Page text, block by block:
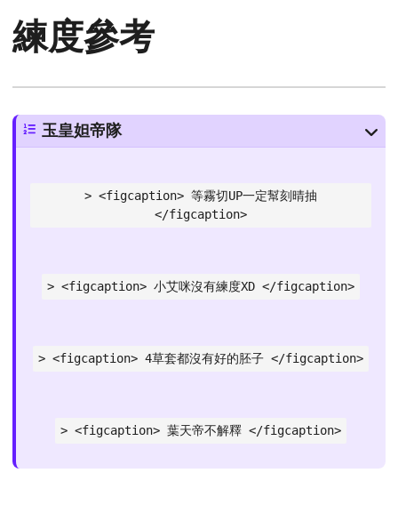
練度參考
玉皇妲帝隊
> <figcaption> 等霧切UP一定幫刻晴抽
</figcaption>
> <figcaption> 小艾咪沒有練度XD </figcaption>
> <figcaption> 4草套都沒有好的胚子 </figcaption>
> <figcaption> 葉天帝不解釋 </figcaption>